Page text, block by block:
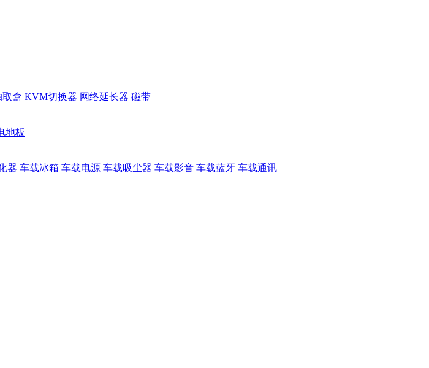
取盒 KVM切换器 网络延长器 磁带
地板
器 车载冰箱 车载电源 车载吸尘器 车载影音 车载蓝牙 车载通讯